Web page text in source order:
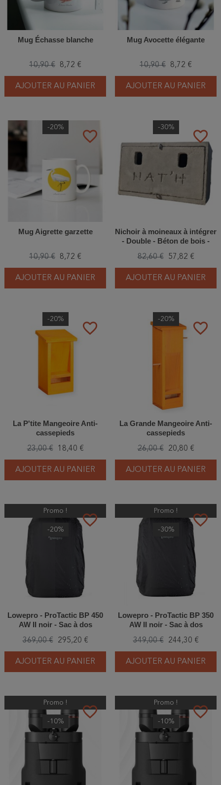
Mug Échasse blanche
10,90 € 8,72 €
AJOUTER AU PANIER
Mug Avocette élégante
10,90 € 8,72 €
AJOUTER AU PANIER
favorite_border
-20%
Mug Aigrette garzette
10,90 € 8,72 €
AJOUTER AU PANIER
favorite_border
-30%
Nichoir à moineaux à intégrer
- Double - Béton de bois -
82,60 € 57,82 €
AJOUTER AU PANIER
favorite_border
-20%
La P'tite Mangeoire Anti-
cassepieds
23,00 € 18,40 €
AJOUTER AU PANIER
favorite_border
-20%
La Grande Mangeoire Anti-
cassepieds
26,00 € 20,80 €
AJOUTER AU PANIER
favorite_border
Promo !
-20%
Lowepro - ProTactic BP 450
AW II noir - Sac à dos
369,00 € 295,20 €
AJOUTER AU PANIER
favorite_border
Promo !
-30%
Lowepro - ProTactic BP 350
AW II noir - Sac à dos
349,00 € 244,30 €
AJOUTER AU PANIER
favorite_border
Promo !
-10%
favorite_border
Promo !
-10%